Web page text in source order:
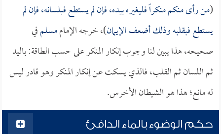
(من رأى منكم منكراً فليغيره بيده، فإن لم يستطع فبلسانه، فإن لم
يستطع فبقلبه وذلك أضعف الإيمان)، خرجه الإماممسلمفي
صحيحه، هذا يبين لنا وجوب إنكار المنكر على حسب الطاقة: باليد
ثم اللسان ثم القلب، فالذي يسكت عن إنكار المنكر وهو قادر ليس
له مانع؛ هذا هو الشيطان الأخرس.
حكم الوضوء بالماء الدافئ